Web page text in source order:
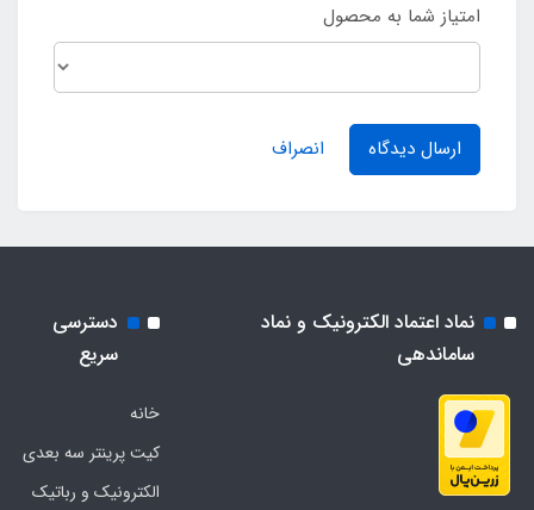
امتیاز شما به محصول
ارسال دیدگاه انصراف
نماد اعتماد الکترونیک و نماد
ساماندهی
دسترسی
سریع
خانه
کیت پرینتر سه بعدی
الکترونیک و رباتیک